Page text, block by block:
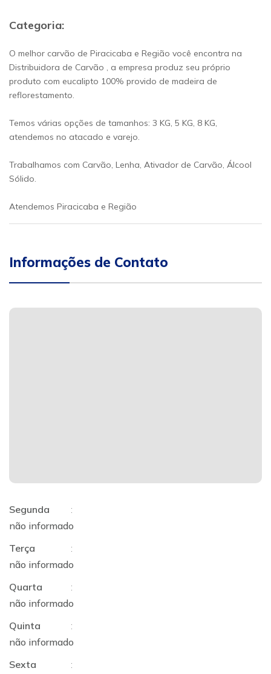
Categoria:
O melhor carvão de Piracicaba e Região você encontra na
Distribuidora de Carvão , a empresa produz seu próprio
produto com eucalipto 100% provido de madeira de
reflorestamento.
Temos várias opções de tamanhos: 3 KG, 5 KG, 8 KG,
atendemos no atacado e varejo.
Trabalhamos com Carvão, Lenha, Ativador de Carvão, Álcool
Sólido.
Atendemos Piracicaba e Região
Informações de Contato
Segunda
:
não informado
Terça
:
não informado
Quarta
:
não informado
Quinta
:
não informado
Sexta
: